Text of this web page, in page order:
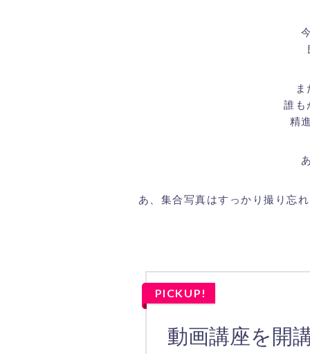
誰も
精
あ、集合写真はすっかり撮り忘
PICKUP!
動画講座を開